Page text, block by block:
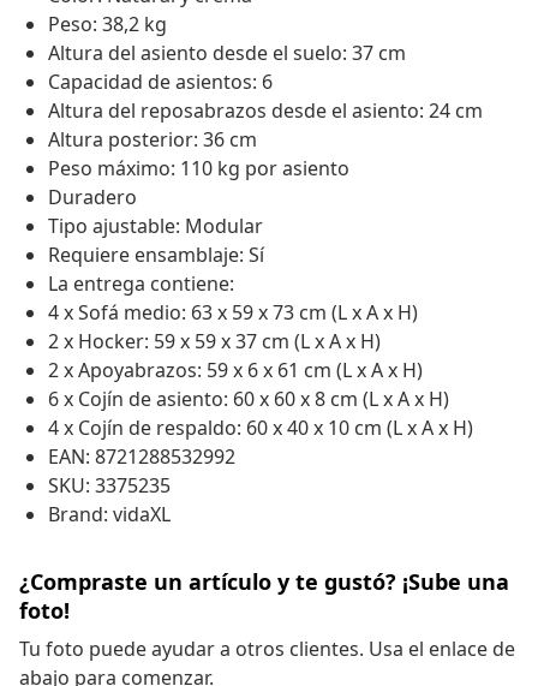
Peso: 38,2 kg
Altura del asiento desde el suelo: 37 cm
Capacidad de asientos: 6
Altura del reposabrazos desde el asiento: 24 cm
Altura posterior: 36 cm
Peso máximo: 110 kg por asiento
Duradero
Tipo ajustable: Modular
Requiere ensamblaje: Sí
La entrega contiene:
4 x Sofá medio: 63 x 59 x 73 cm (L x A x H)
2 x Hocker: 59 x 59 x 37 cm (L x A x H)
2 x Apoyabrazos: 59 x 6 x 61 cm (L x A x H)
6 x Cojín de asiento: 60 x 60 x 8 cm (L x A x H)
4 x Cojín de respaldo: 60 x 40 x 10 cm (L x A x H)
EAN: 8721288532992
SKU: 3375235
Brand: vidaXL
¿Compraste un artículo y te gustó? ¡Sube una
foto!
Tu foto puede ayudar a otros clientes. Usa el enlace de
abajo para comenzar.